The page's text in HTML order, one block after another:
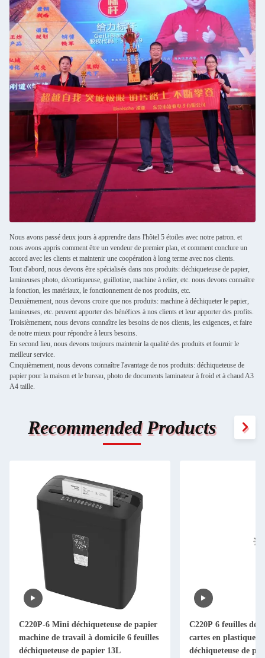
Nous avons passé deux jours à apprendre dans l'hôtel 5 étoiles avec notre patron. et
nous avons appris comment être un vendeur de premier plan, et comment conclure un
accord avec les clients et maintenir une coopération à long terme avec nos clients.
Tout d'abord, nous devons être spécialisés dans nos produits: déchiqueteuse de papier,
lamineuses photo, décortiqueuse, guillotine, machine à relier, etc. nous devons connaître
la fonction, les matériaux, le fonctionnement de nos produits, etc.
Deuxièmement, nous devons croire que nos produits: machine à déchiqueter le papier,
lamineuses, etc. peuvent apporter des bénéfices à nos clients et leur apporter des profits.
Troisièmement, nous devons connaître les besoins de nos clients, les exigences, et faire
de notre mieux pour répondre à leurs besoins.
En second lieu, nous devons toujours maintenir la qualité des produits et fournir le
meilleur service.
Cinquièmement, nous devons connaître l'avantage de nos produits: déchiqueteuse de
papier pour la maison et le bureau, photo de documents laminateur à froid et à chaud A3
A4 taille.
Recommended Products
C220P-6 Mini déchiqueteuse de papier
machine de travail à domicile 6 feuilles
déchiqueteuse de papier 13L
C220P 6 feuilles
cartes en plastique
déchiqueteuse de